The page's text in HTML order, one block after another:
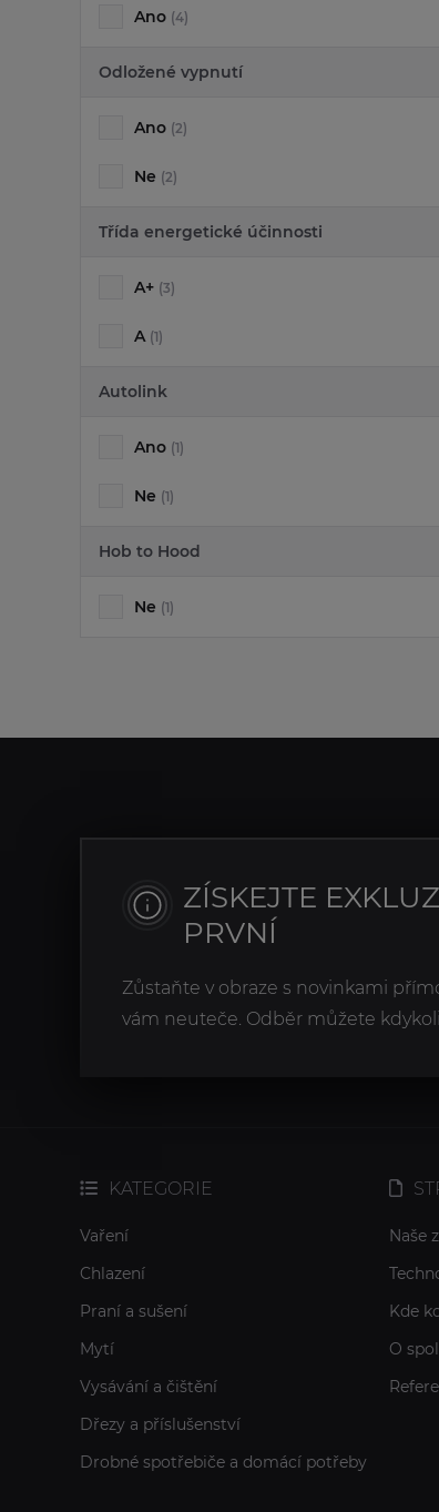
Ano (4)
Odložené vypnutí
Ano (2)
Ne (2)
Třída energetické účinnosti
A+ (3)
A (1)
Autolink
Ano (1)
Ne (1)
Hob to Hood
Ne (1)
ZÍSKEJTE
PRVNÍ
Zůstaňte v obraze s novinkami
vám neuteče. Odběr můžete
KATEGORIE
Vaření
Chlazení
Praní a sušení
Mytí
Vysávání a čištění
Dřezy a příslušenství
Drobné spotřebiče a domácí potřeby
Naše
Kde
O